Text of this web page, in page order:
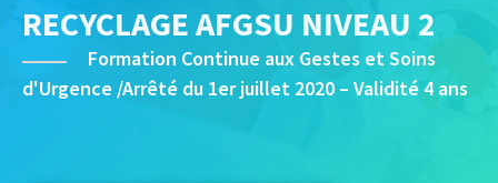
RECYCLAGE AFGSU NIVEAU 2
Formation Continue aux Gestes et Soins
d'Urgence /Arrêté du 1er juillet 2020 – Validité 4 ans